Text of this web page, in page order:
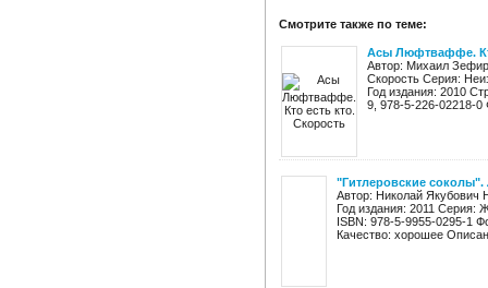
Смотрите также по теме:
Асы Люфтваффе.
Автор: Михаил
Скорость Серия:
Год издания: 2010
9, 978-5-226-02218-
"Гитлеровские
Автор: Николай Якубович
Год издания: 2011 Серия:
ISBN: 978-5-9955-0295-1
Качество: хорошее